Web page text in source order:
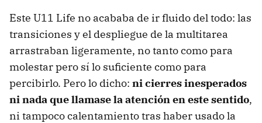
Este U11 Life no acababa de ir fluido del todo: las
transiciones y el despliegue de la multitarea
arrastraban ligeramente, no tanto como para
molestar pero sí lo suficiente como para
percibirlo. Pero lo dicho: ni cierres inesperados
ni nada que llamase la atención en este sentido,
ni tampoco calentamiento tras haber usado la